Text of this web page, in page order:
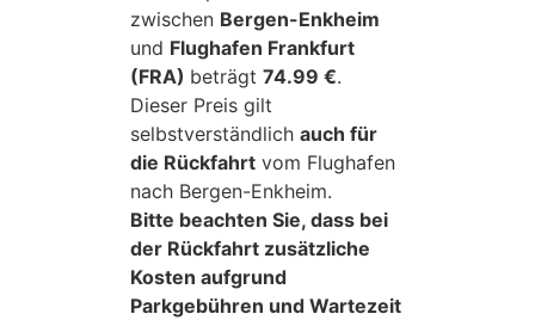
zwischen Bergen-Enkheim
und Flughafen Frankfurt
(FRA) beträgt 74.99 €.
Dieser Preis gilt
selbstverständlich auch für
die Rückfahrt vom Flughafen
nach Bergen-Enkheim.
Bitte beachten Sie, dass bei
der Rückfahrt zusätzliche
Kosten aufgrund
Parkgebühren und Wartezeit